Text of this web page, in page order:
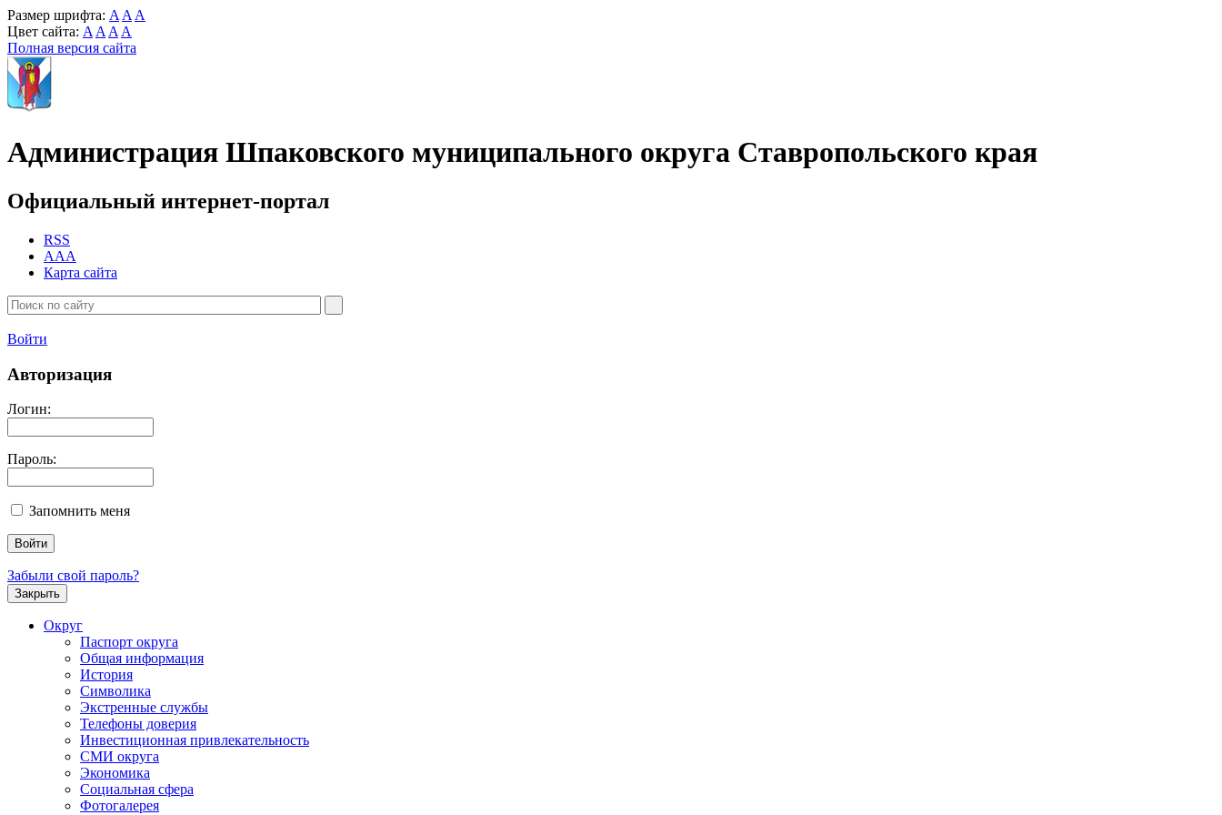
Размер шрифта: A A A
Цвет сайта: A A A A
Полная версия сайта
Администрация Шпаковского муниципального округа Ставропольского края
Официальный интернет-портал
RSS
AAA
Карта сайта
Войти
Авторизация
Логин:
Пароль:
Запомнить меня
Забыли свой пароль?
Закрыть
Округ
Паспорт округа
Общая информация
История
Символика
Экстренные службы
Телефоны доверия
Инвестиционная привлекательность
СМИ округа
Экономика
Социальная сфера
Фотогалерея